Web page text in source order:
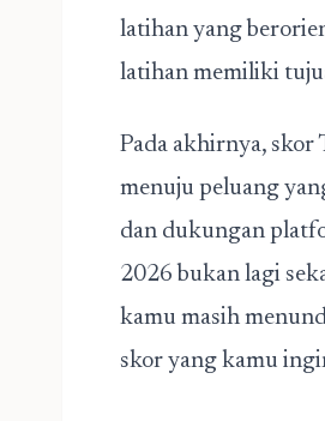
latihan yang
latihan memiliki
Pada akhirnya, skor
menuju peluang
dan dukungan
2026 bukan lagi
kamu masih
skor yang kamu